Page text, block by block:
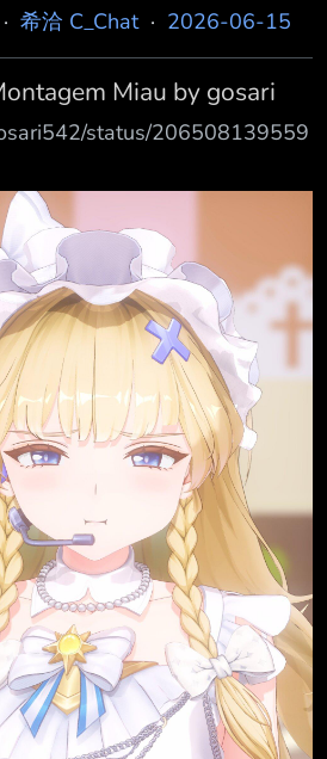
· 希洽 C_Chat· 2026-06-15
Miau by gosari
status/206508139559
shorts/Q2HYa7uCK0
有菲比啾比 臉真的好肥
Ysrumv7.jpeg
yIget6P.jpeg --